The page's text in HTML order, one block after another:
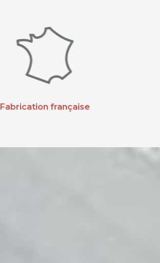
Fabrication française